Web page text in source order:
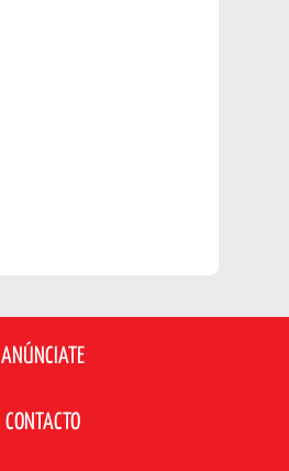
ANÚNCIATE
CONTACTO